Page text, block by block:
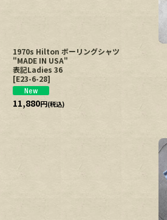
1970s Hilton ボーリングシャツ
"MADE IN USA"
表記Ladies 36
[E23-6-28]
11,880円(税込)